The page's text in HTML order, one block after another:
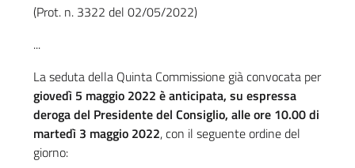
(Prot. n. 3322 del 02/05/2022)
...
La seduta della Quinta Commissione già convocata per
giovedì 5 maggio 2022 è anticipata, su espressa
deroga del Presidente del Consiglio, alle ore 10.00 di
martedì 3 maggio 2022, con il seguente ordine del
giorno: